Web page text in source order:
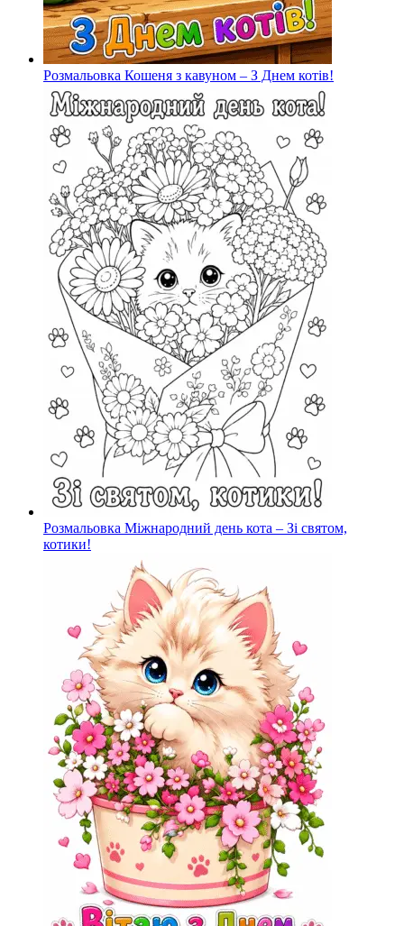
Розмальовка Кошеня з кавуном – З Днем котів!
Розмальовка Міжнародний день кота – Зі святом,
котики!